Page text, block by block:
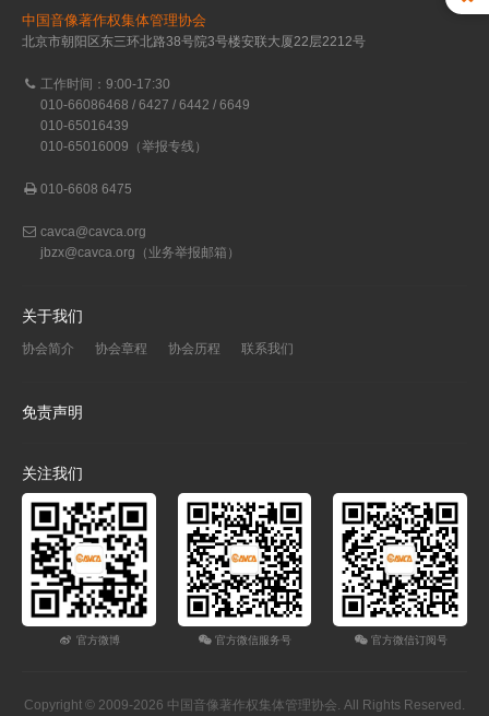
中国音像著作权集体管理协会
北京市朝阳区东三环北路38号院3号楼安联大厦22层2212号
工作时间：9:00-17:30
010-66086468 / 6427 / 6442 / 6649
010-65016439
010-65016009（举报专线）
010-6608 6475
cavca@cavca.org
jbzx@cavca.org （业务举报邮箱）
关于我们
协会简介 协会章程 协会历程 联系我们
免责声明
关注我们
官方微博 官方微信服务号 官方微信订阅号
Copyright © 2009-2026 中国音像著作权集体管理协会. All Rights Reserved.